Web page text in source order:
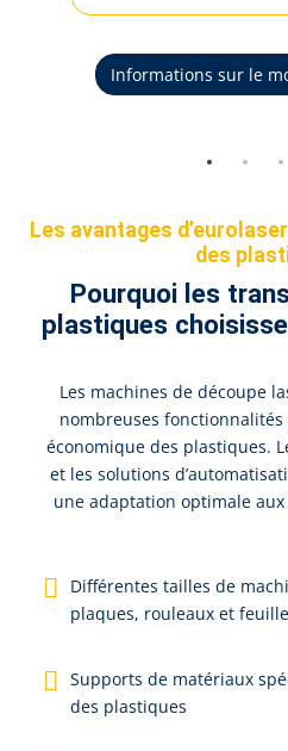
Informations sur le
Les avantages
des
Pourquoi les
plastiques
Les machines de découpe
nombreuses fonctionnalités
économique des plastiques.
et les solutions
une adaptation optimale
Dif­fé­ren­tes tail­les de
pla­ques, rou­leaux et
Sup­ports de ma­té­ri­aux
des plas­ti­ques